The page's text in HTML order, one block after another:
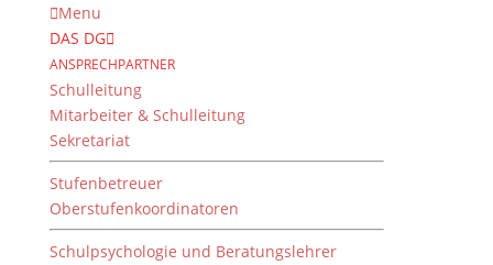
Menu
DAS DG
ANSPRECHPARTNER
Schulleitung
Mitarbeiter & Schulleitung
Sekretariat
Stufenbetreuer
Oberstufenkoordinatoren
Schulpsychologie und Beratungslehrer